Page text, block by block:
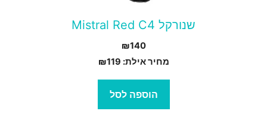
שנורקל Mistral Red C4
₪140
מחיר אילת:
₪119
הוספה לסל